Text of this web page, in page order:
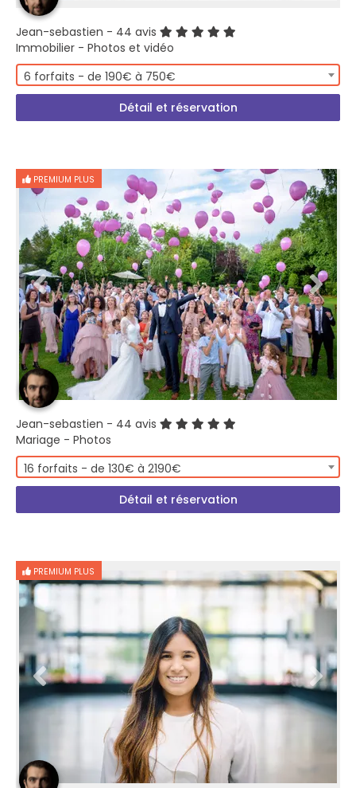
Jean-sebastien - 44 avis
Immobilier - Photos et vidéo
6 forfaits - de 190€ à 750€
Détail et réservation
PREMIUM PLUS
Jean-sebastien - 44 avis
Mariage - Photos
16 forfaits - de 130€ à 2190€
Détail et réservation
PREMIUM PLUS